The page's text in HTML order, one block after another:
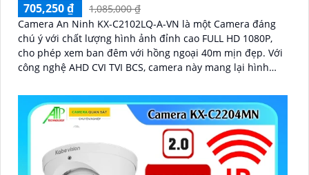
705,250 ₫
1,085,000 ₫
Camera An Ninh KX-C2102LQ-A-VN là một Camera đáng
chú ý với chất lượng hình ảnh đỉnh cao FULL HD 1080P,
cho phép xem ban đêm với hồng ngoại 40m mịn đẹp. Với
công nghệ AHD CVI TVI BCS, camera này mang lại hình